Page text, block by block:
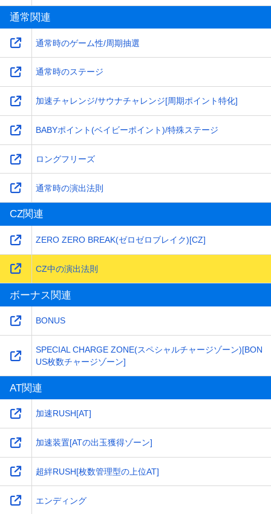
通常関連
通常時のゲーム性/周期抽選
通常時のステージ
加速チャレンジ/サウナチャレンジ[周期ポイント特化]
BABYポイント(ベイビーポイント)/特殊ステージ
ロングフリーズ
通常時の演出法則
CZ関連
ZERO ZERO BREAK(ゼロゼロブレイク)[CZ]
CZ中の演出法則
ボーナス関連
BONUS
SPECIAL CHARGE ZONE(スペシャルチャージゾーン)[BON
US枚数チャージゾーン]
AT関連
加速RUSH[AT]
加速装置[ATの出玉獲得ゾーン]
超絆RUSH[枚数管理型の上位AT]
エンディング